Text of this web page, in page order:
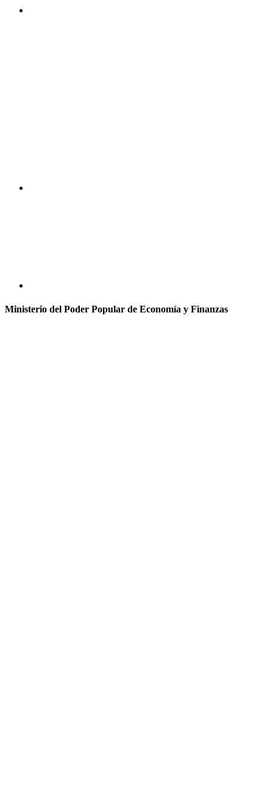
Ministerio del Poder Popular de Economía y Finanzas